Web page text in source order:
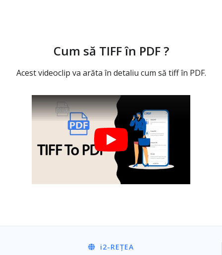
Cum să TIFF în PDF ?
Acest videoclip va arăta în detaliu cum să tiff în PDF.
i2-REȚEA